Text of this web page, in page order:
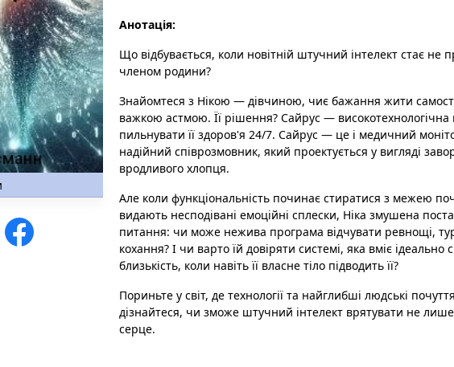
Анотація:
Що відбувається, коли новітній штучний інтелект стає не
членом родини?
​Знайомтеся з Нікою — дівчиною, чиє бажання жити
важкою астмою. Її рішення? Сайрус —
пильнувати її здоров'я 24/7. Сайрус — це і медичний
надійний співрозмовник, який проектується у вигляді
вродливого хлопця.
​Але коли функціональність починає стиратися з межею
видають несподівані емоційні сплески, Ніка змушена
питання: чи може нежива програма відчувати ревнощі,
кохання? І чи варто їй довіряти системі, яка вміє ідеально
близькість, коли навіть її власне тіло підводить її?
​Пориньте у світ, де технології та найглибші людські
дізнайтеся, чи зможе штучний інтелект врятувати не
серце.